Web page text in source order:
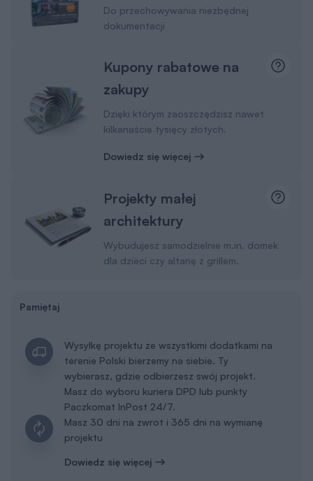
Do przechowywania niezbędnej
dokumentacji
Kupony rabatowe na
zakupy
Dzięki którym zaoszczędzisz nawet
kilkanaście tysięcy złotych.
Dowiedz się więcej
Projekty małej
architektury
Wybudujesz samodzielnie m.in. domek
dla dzieci czy altanę z grillem.
Pamiętaj
Wysyłkę projektu ze wszystkimi dodatkami na
terenie Polski bierzemy na siebie. Ty
wybierasz, gdzie odbierzesz swój projekt.
Masz do wyboru kuriera DPD lub punkty
Paczkomat InPost 24/7.
Masz 30 dni na zwrot i 365 dni na wymianę
projektu
Dowiedz się więcej